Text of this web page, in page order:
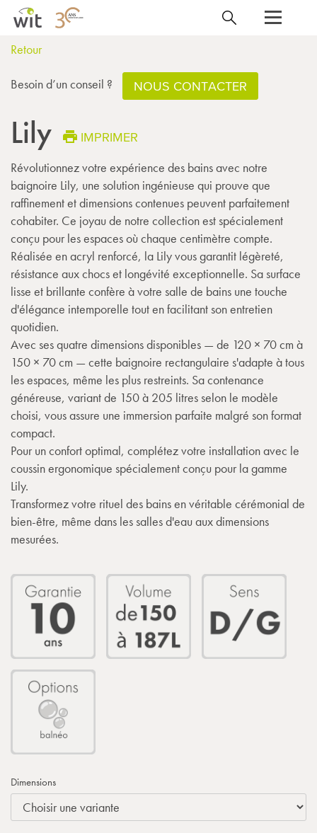
Retour
Besoin d’un conseil ? NOUS CONTACTER
Lily IMPRIMER
Révolutionnez votre expérience des bains avec notre
baignoire Lily, une solution ingénieuse qui prouve que
raffinement et dimensions contenues peuvent parfaitement
cohabiter. Ce joyau de notre collection est spécialement
conçu pour les espaces où chaque centimètre compte.
Réalisée en acryl renforcé, la Lily vous garantit légèreté,
résistance aux chocs et longévité exceptionnelle. Sa surface
lisse et brillante confère à votre salle de bains une touche
d'élégance intemporelle tout en facilitant son entretien
quotidien.
Avec ses quatre dimensions disponibles — de 120 × 70 cm à
150 × 70 cm — cette baignoire rectangulaire s'adapte à tous
les espaces, même les plus restreints. Sa contenance
généreuse, variant de 150 à 205 litres selon le modèle
choisi, vous assure une immersion parfaite malgré son format
compact.
Pour un confort optimal, complétez votre installation avec le
coussin ergonomique spécialement conçu pour la gamme
Lily.
Transformez votre rituel des bains en véritable cérémonial de
bien-être, même dans les salles d'eau aux dimensions
mesurées.
Dimensions